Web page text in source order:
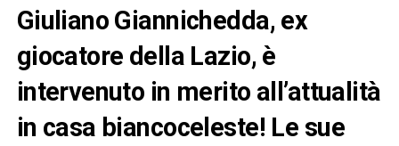
Giuliano Giannichedda, ex
giocatore della Lazio, è
intervenuto in merito all’attualità
in casa biancoceleste! Le sue